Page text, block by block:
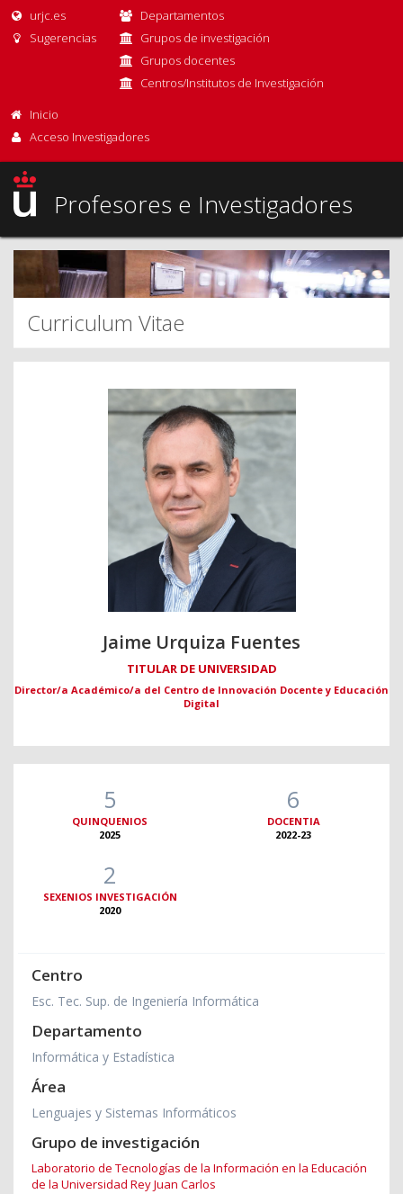
urjc.es
Sugerencias
Departamentos
Grupos de investigación
Grupos docentes
Centros/Institutos de Investigación
Inicio
Acceso Investigadores
Profesores e Investigadores
Curriculum Vitae
Jaime Urquiza Fuentes
TITULAR DE UNIVERSIDAD
Director/a Académico/a del Centro de Innovación Docente y Educación
Digital
5
QUINQUENIOS
2025
6
DOCENTIA
2022-23
2
SEXENIOS INVESTIGACIÓN
2020
Centro
Esc. Tec. Sup. de Ingeniería Informática
Departamento
Informática y Estadística
Área
Lenguajes y Sistemas Informáticos
Grupo de investigación
Laboratorio de Tecnologías de la Información en la Educación
de la Universidad Rey Juan Carlos